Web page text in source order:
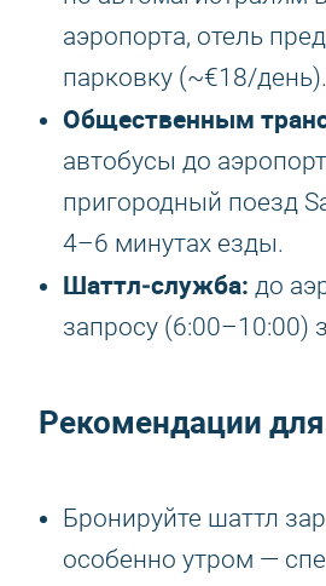
аэропорта, отель
парковку (~€18/день).
Общественным
автобусы до
пригородный поезд
4–6 минутах езды.
Шаттл‑служба: до
запросу (6:00–10:00)
Рекомендации для
Бронируйте шаттл
особенно утром —